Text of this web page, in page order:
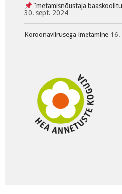
Imetamisnõustaja
30. sept. 2024
Koroonaviirusega imetamine 16.